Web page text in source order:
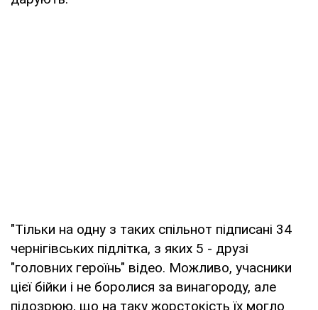
"Тільки на одну з таких спільнот підписані 34
чернігівських підлітка, з яких 5 - друзі
"головних героїнь" відео. Можливо, учасники
цієї бійки і не боролися за винагороду, але
підозрюю, що на таку жорстокість їх могло